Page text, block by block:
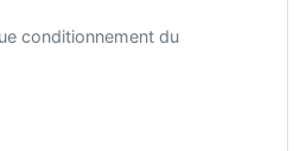
conditionnement du